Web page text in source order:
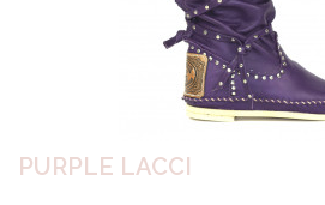
PURPLE LACCI